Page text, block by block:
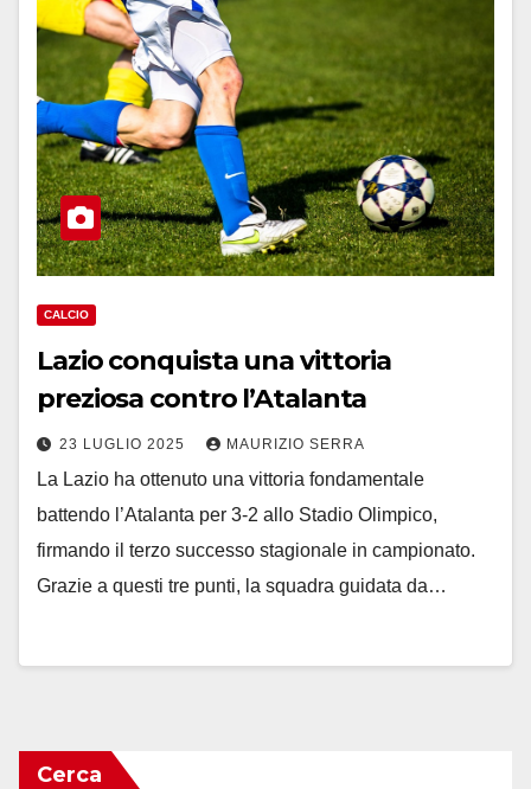
CALCIO
Lazio conquista una vittoria
preziosa contro l’Atalanta
23 LUGLIO 2025 MAURIZIO SERRA
La Lazio ha ottenuto una vittoria fondamentale
battendo l’Atalanta per 3-2 allo Stadio Olimpico,
firmando il terzo successo stagionale in campionato.
Grazie a questi tre punti, la squadra guidata da…
Cerca